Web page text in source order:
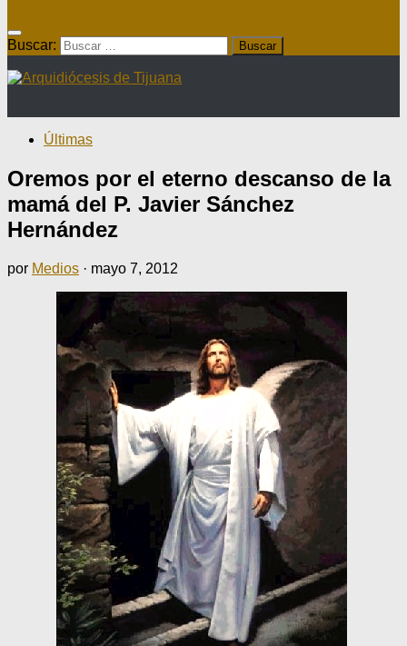
Buscar:
Últimas
Oremos por el eterno descanso de la
mamá del P. Javier Sánchez
Hernández
por Medios · mayo 7, 2012